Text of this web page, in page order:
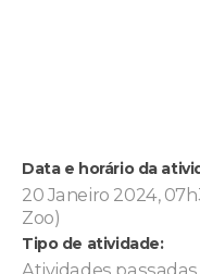
Data e horário da
20 Janeiro 2024,
Zoo)
Tipo de atividade:
Atividades passadas